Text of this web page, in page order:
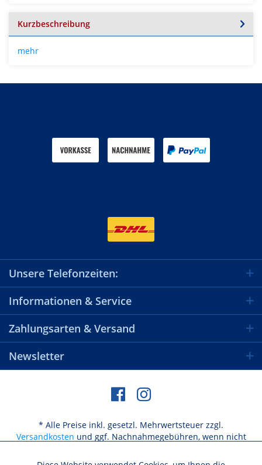
Kurzbeschreibung
mehr
Unsere Telefonzeiten:
Informationen & Service
Zahlungsarten & Versand
Newsletter
* Alle Preise inkl. gesetzl. Mehrwertsteuer zzgl.
Versandkosten und ggf. Nachnahmegebühren, wenn nicht